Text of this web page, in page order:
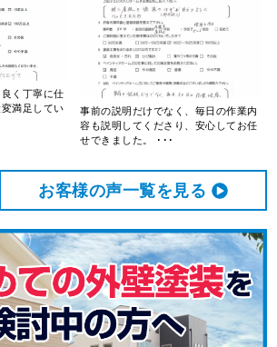
く丁寧に仕
満足してい
事前の説明だけでなく、毎日の作業内
容も説明してくださり、安心してお任
せできました。 ･･･
お客様の声⼀覧を⾒る